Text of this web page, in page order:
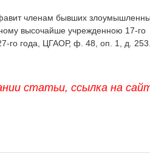
членам бывших
высочайше учрежденною 17-го
го года, ЦГАОР, ф. 48, оп. 1, д. 253.
статьи, ссылка на